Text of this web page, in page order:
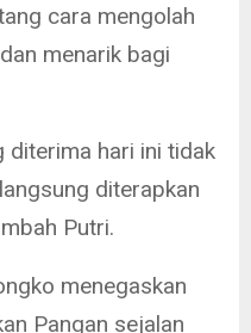
cara mengolah
menarik bagi
diterima hari ini tidak
diterapkan
Putri.
menegaskan
Pangan sejalan